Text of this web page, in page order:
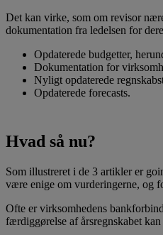
Det kan virke, som om revisor
dokumentation fra ledelsen for
Opdaterede budgetter,
Dokumentation for
Nyligt opdaterede
Opdaterede forecasts.
Hvad så nu?
Som illustreret i de 3 artikler er
være enige om vurderingerne, og
Ofte er virksomhedens
færdiggørelse af årsregnskabet